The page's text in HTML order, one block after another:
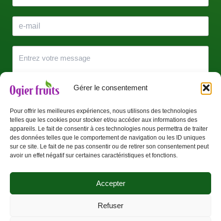
Gérer le consentement
Pour offrir les meilleures expériences, nous utilisons des technologies
telles que les cookies pour stocker et/ou accéder aux informations des
appareils. Le fait de consentir à ces technologies nous permettra de traiter
des données telles que le comportement de navigation ou les ID uniques
sur ce site. Le fait de ne pas consentir ou de retirer son consentement peut
avoir un effet négatif sur certaines caractéristiques et fonctions.
Accepter
Refuser
J’accepte que mes données soient utilisées pour être
recontacté(e).